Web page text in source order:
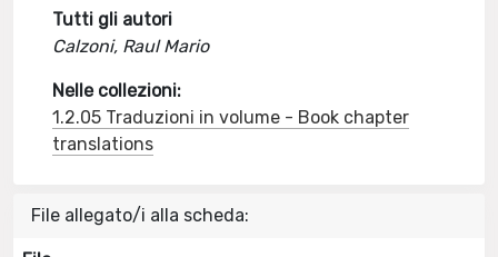
Tutti gli autori
Calzoni, Raul Mario
Nelle collezioni:
1.2.05 Traduzioni in volume - Book chapter
translations
File allegato/i alla scheda: